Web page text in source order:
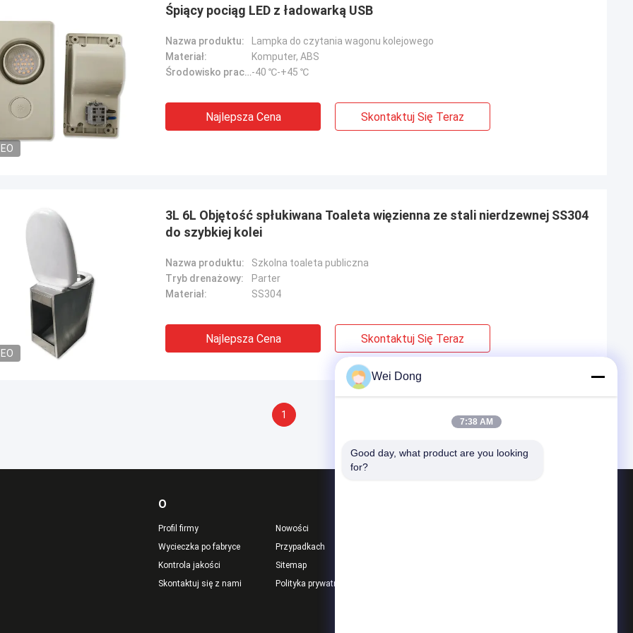
Śpiący pociąg LED z ładowarką USB
Nazwa produktu:
Lampka do czytania wagonu kolejowego
Materiał:
Komputer, ABS
Środowisko pracy:-40 ℃-+45 ℃
Najlepsza Cena Skontaktuj Się Teraz
3L 6L Objętość spłukiwana Toaleta więzienna ze stali nierdzewnej SS304
do szybkiej kolei
Nazwa produktu:
Szkolna toaleta publiczna
Tryb drenażowy:
Parter
Materiał:
SS304
Najlepsza Cena Skontaktuj Się Teraz
1
O
Profil firmy
Wycieczka po fabryce
Kontrola jakości
Skontaktuj się z nami
Nowości
Przypadkach
Sitemap
Polityka prywatności
Wei Dong
7:38 AM
Good day, what product are you looking
for?